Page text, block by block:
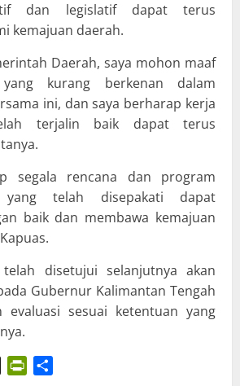
dan legislatif dapat terus
kemajuan daerah.
Daerah, saya mohon maaf
kurang berkenan dalam
ini, dan saya berharap kerja
terjalin baik dapat terus
segala rencana dan program
yang telah disepakati dapat
baik dan membawa kemajuan
telah disetujui selanjutnya akan
Gubernur Kalimantan Tengah
evaluasi sesuai ketentuan yang